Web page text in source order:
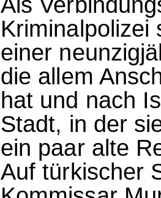
Kriminalpolizei
einer
die allem
hat und nach
Stadt, in der
ein paar alte
Auf türkischer